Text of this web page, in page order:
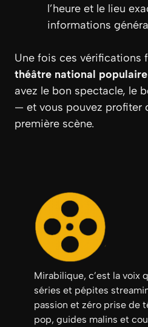
l’heure et le lieu
informations
Une fois ces vérifications
théâtre national populaire
avez le bon spectacle, le
— et vous pouvez profiter
première scène.
Mirabilique, c’est la voix
séries et pépites
passion et zéro prise de
pop, guides malins et